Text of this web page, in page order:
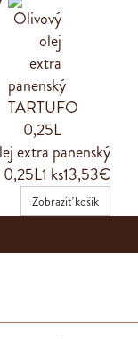
extra panenský
1 ks13,53€
Zobraziť košík